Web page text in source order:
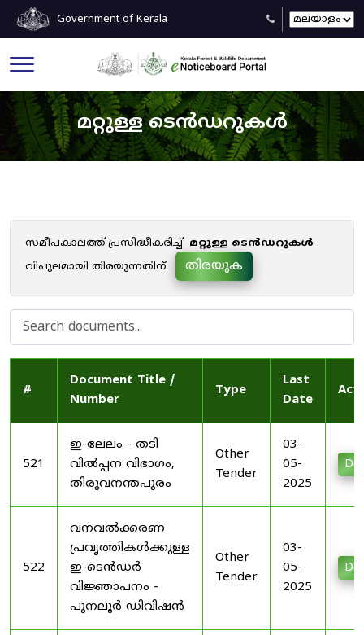
Government of Kerala
മറ്റുള്ള ടെൻഡറുകൾ
സമീപകാലത്ത് പ്രസിദ്ധീകരിച്ച് മറ്റുള്ള ടെൻഡറുകൾ .
വിപുലമായി തിരയുന്നതിന്
തിരയുക
#
Document Title /
Number
Type
Last
Date
521
ഇ-ലേലം - തടി
വിൽപ്പന വിഭാഗം,
തിരുവനന്തപുരം
Other
Tender
03-
05-
2025
522
വനവൽക്കരണ
പ്രവൃത്തികൾക്കുള്ള
ഇ-ടെൻഡർ
വിജ്ഞാപനം -
പുനലൂർ ഡിവിഷൻ
Other
Tender
03-
05-
2025